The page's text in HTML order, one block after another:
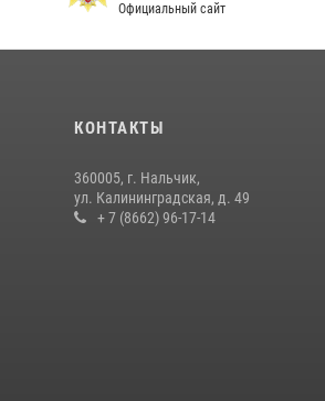
Официальный сайт
КОНТАКТЫ
360005, г. Нальчик,
ул. Калининградская, д. 49
+ 7 (8662) 96-17-14